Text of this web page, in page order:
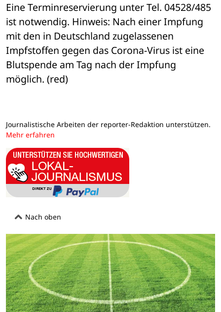
Eine Terminreservierung unter Tel. 04528/485
ist notwendig. Hinweis: Nach einer Impfung
mit den in Deutschland zugelassenen
Impfstoffen gegen das Corona-Virus ist eine
Blutspende am Tag nach der Impfung
möglich. (red)
Journalistische Arbeiten der reporter-Redaktion unterstützen.
Mehr erfahren
Nach oben